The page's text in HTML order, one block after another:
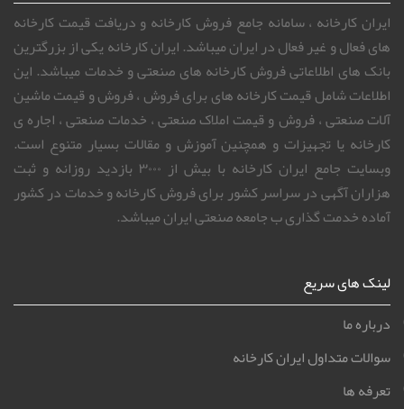
ایران کارخانه ، سامانه جامع فروش کارخانه و دریافت قیمت کارخانه
های فعال و غیر فعال در ایران میباشد. ایران کارخانه یکی از بزرگترین
بانک های اطلاعاتی فروش کارخانه های صنعتی و خدمات میباشد. این
اطلاعات شامل قیمت کارخانه های برای فروش ، فروش و قیمت ماشین
آلات صنعتی ، فروش و قیمت املاک صنعتی ، خدمات صنعتی ، اجاره ی
کارخانه یا تجهیزات و همچنین آموزش و مقالات بسیار متنوع است.
وبسایت جامع ایران کارخانه با بیش از ۳۰۰۰ بازدید روزانه و ثبت
هزاران آگهی در سراسر کشور برای فروش کارخانه و خدمات در کشور
آماده خدمت گذاری ب جامعه صنعتی ایران میباشد.
لینک های سریع
درباره ما
سوالات متداول ایران کارخانه
تعرفه ها